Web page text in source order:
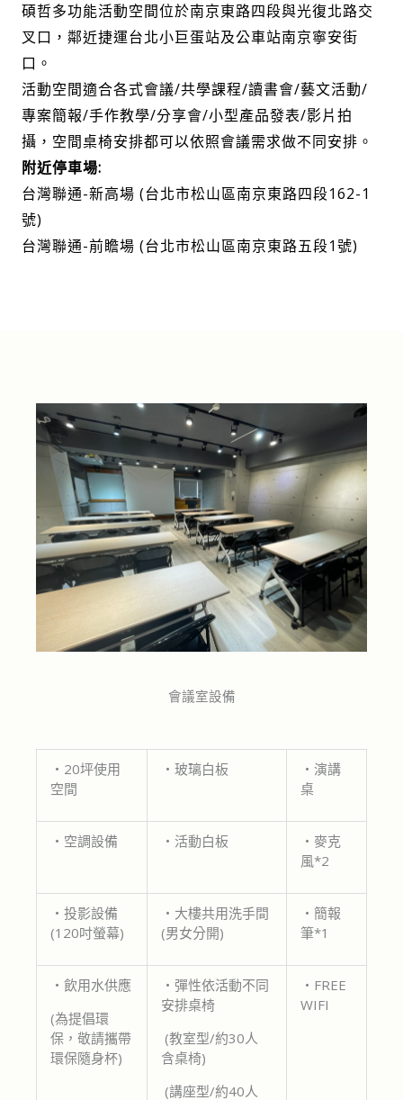
碩哲多功能活動空間位於南京東路四段與光復北路交
叉口，鄰近捷運台北小巨蛋站及公車站南京寧安街
口。
活動空間適合各式會議/共學課程/讀書會/藝文活動/
專案簡報/手作教學/分享會/小型產品發表/影片拍
攝，空間桌椅安排都可以依照會議需求做不同安排。
附近停車場:
台灣聯通-新高場 (台北市松山區南京東路四段162-1
號)
台灣聯通-前瞻場 (台北市松山區南京東路五段1號)
會議室設備
‧20坪使用
空間
‧玻璃白板
‧演講
桌
‧空調設備 ‧活動白板
‧麥克
風*2
‧投影設備
(120吋螢幕)
‧大樓共用洗手間
(男女分開)
‧簡報
筆*1
‧飲用水供應
(為提倡環
保，敬請攜帶
環保隨身杯)
‧彈性依活動不同
安排桌椅
(教室型/約30人
含桌椅)
(講座型/約40人
‧FREE
WIFI